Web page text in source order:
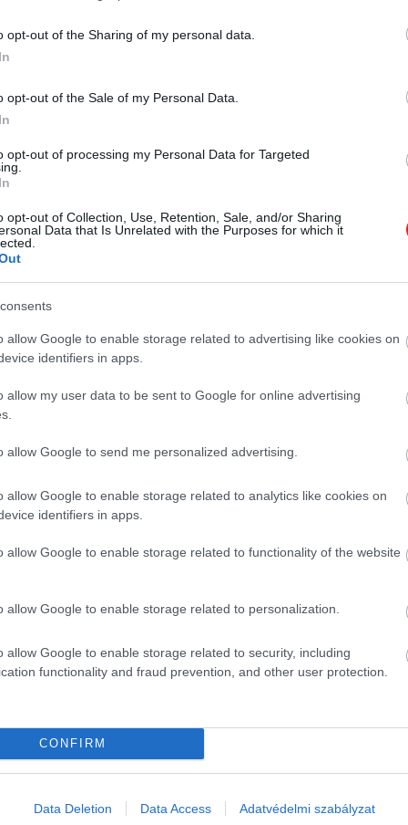
opt-out of the Sharing of my personal data.
opt-out of the Sale of my Personal Data.
opt-out of processing my Personal Data for Targeted
opt-out of Collection, Use, Retention, Sale, and/or Sharing
Data that Is Unrelated with the Purposes for which it
allow Google to enable storage related to advertising like cookies on
identifiers in apps.
allow my user data to be sent to Google for online advertising
allow Google to send me personalized advertising.
allow Google to enable storage related to analytics like cookies on
identifiers in apps.
allow Google to enable storage related to functionality of the website
allow Google to enable storage related to personalization.
allow Google to enable storage related to security, including
functionality and fraud prevention, and other user protection.
CONFIRM
Data Deletion Data Access Adatvédelmi szabályzat
A Westend bevásárlóközponthoz
piknik brunch-csal indíthatjuk a
hétvégét. A hotel étterme, az Axis
pedig közösségi kert program
egy-egy koktélparadicsom vagy…
Nyári menüvel,
HAMU ÉS GYÉMÁNT